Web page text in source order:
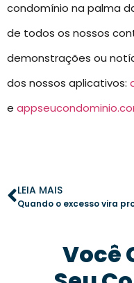
condomínio na palma
de todos os nossos
demonstrações ou
dos nossos aplicativos:
e
LEIA MAIS
Você